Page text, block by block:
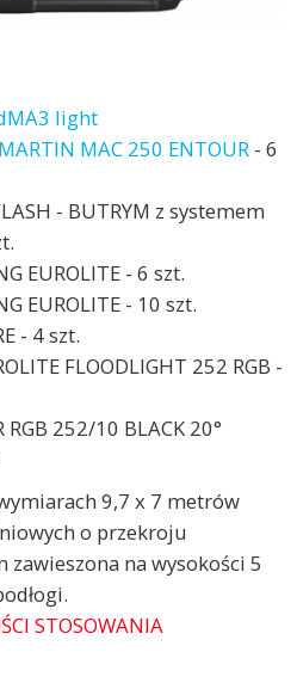
light
MARTIN MAC 250 ENTOUR- 6
- BUTRYM z systemem
EUROLITE - 6 szt.
EUROLITE - 10 szt.
- 4 szt.
FLOODLIGHT 252 RGB -
252/10 BLACK 20°
9,7 x 7 metrów
o przekroju
na wysokości 5
STOSOWANIA